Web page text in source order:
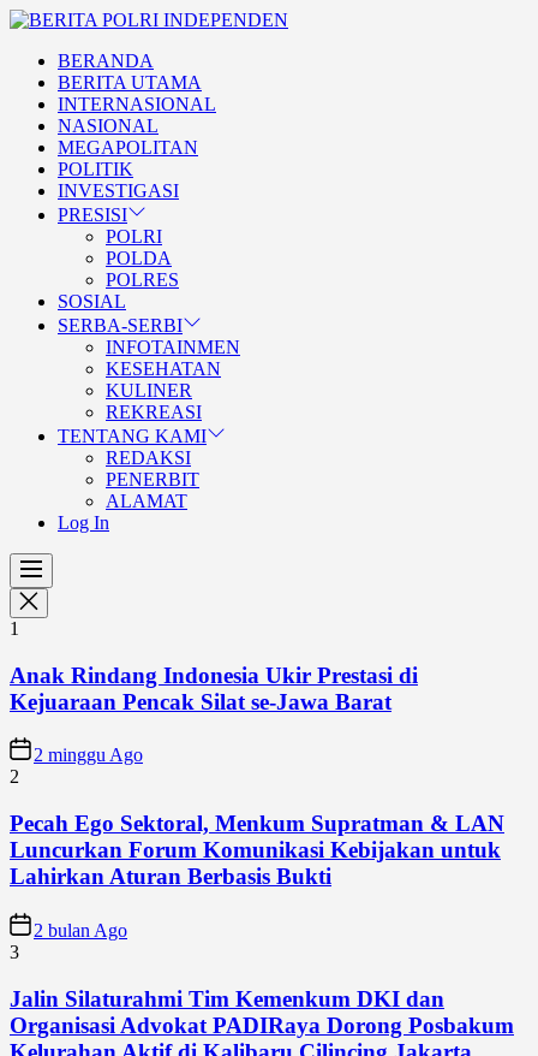
Skip
content
BERITA POLRI
INDEPENDEN
BERANDA
BERITA UTAMA
INTERNASIONAL
NASIONAL
MEGAPOLITAN
POLITIK
INVESTIGASI
PRESISI
POLRI
POLDA
POLRES
SOSIAL
SERBA-SERBI
INFOTAINMEN
KESEHATAN
KULINER
REKREASI
TENTANG KAMI
REDAKSI
PENERBIT
ALAMAT
Log In
1
Anak Rindang Indonesia Ukir Prestasi di
Kejuaraan Pencak Silat se-Jawa Barat
2 minggu Ago
2
Pecah Ego Sektoral, Menkum Supratman & LAN
Luncurkan Forum Komunikasi Kebijakan untuk
Lahirkan Aturan Berbasis Bukti
2 bulan Ago
3
Jalin Silaturahmi Tim Kemenkum DKI dan
Organisasi Advokat PADIRaya Dorong Posbakum